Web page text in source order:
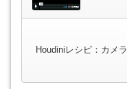
Houdiniレシピ：カメ